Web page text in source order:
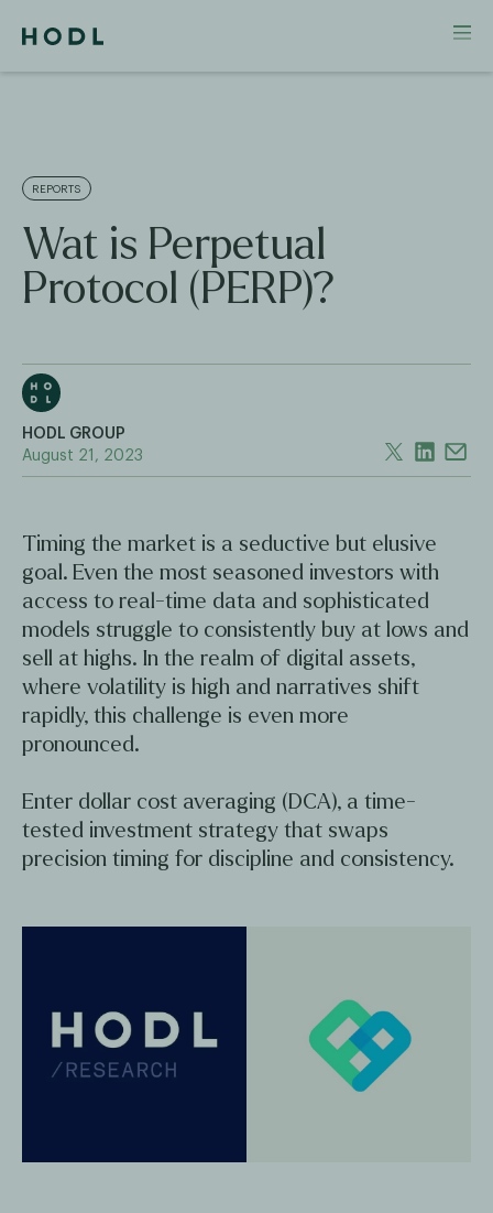
REPORTS
Wat is Perpetual
Protocol (PERP)?
HODL GROUP
August 21, 2023
Timing the market is a seductive but elusive
goal. Even the most seasoned investors with
access to real-time data and sophisticated
models struggle to consistently buy at lows and
sell at highs. In the realm of digital assets,
where volatility is high and narratives shift
rapidly, this challenge is even more
pronounced.
Enter dollar cost averaging (DCA), a time-
tested investment strategy that swaps
precision timing for discipline and consistency.